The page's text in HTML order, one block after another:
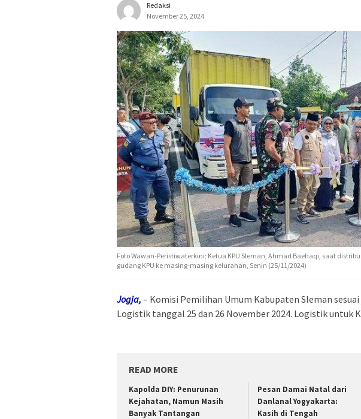
Redaksi
November 25, 2024
Foto Wawan-Peristiwaterkini; Ketua KPU Sleman, Ahmad Baehaqi, saat
gudang KPU ke masing-masing kelurahan, Senin (25/11/2024)
Jogja, – Komisi Pemilihan Umum Kabupaten Sleman
Logistik tanggal 25 dan 26 November 2024. Logistik untuk
READ MORE
Kapolda DIY: Penurunan
Kejahatan, Namun Masih
Banyak Tantangan
Pesan Damai Natal dari
Danlanal Yogyakarta:
Kasih di Tengah